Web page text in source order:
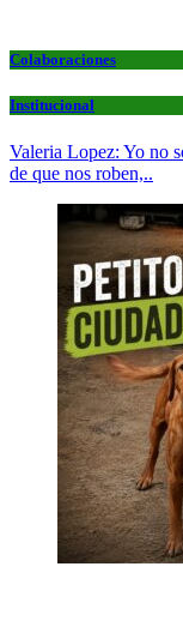
Colaboraciones
Institucional
Valeria Lopez: Yo no
de que nos roben,..